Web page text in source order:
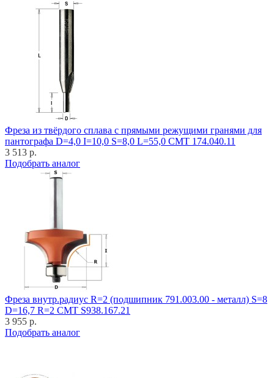
Фреза из твёрдого сплава с прямыми режущими гранями для
пантографа D=4,0 I=10,0 S=8,0 L=55,0 CMT 174.040.11
3 513 р.
Подобрать аналог
Фреза внутр.радиус R=2 (подшипник 791.003.00 - металл) S=8
D=16,7 R=2 CMT S938.167.21
3 955 р.
Подобрать аналог